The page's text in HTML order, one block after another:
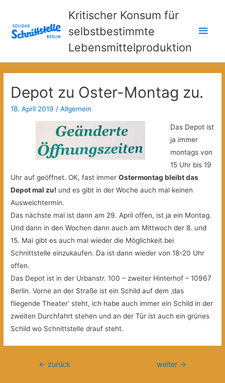
Kritischer Konsum für
selbstbestimmte
Lebensmittelproduktion
Depot zu Oster-Montag zu.
18. April 2019 /Allgemein
Das Depot ist
ja immer
montags von
15 Uhr bis 19
Uhr auf geöffnet. OK, fast immerOstermontag bleibt das
Depot mal zu! und es gibt in der Woche auch mal keinen
Ausweichtermin.
Das nächste mal ist dann am 29. April offen, ist ja ein Montag.
Und dann in den Wochen dann auch am Mittwoch der 8. und
15. Mai gibt es auch mal wieder die Möglichkeit bei
Schnittstelle einzukaufen. Da ist dann wieder von 18-20 Uhr
offen.
Das Depot ist in der Urbanstr. 100 – zweiter Hinterhof – 10967
Berlin. Vorne an der Straße ist ein Schild auf dem ‚das
fliegende Theater‘ steht, ich habe auch immer ein Schild in der
zweiten Durchfahrt stehen und an der Tür ist auch ein grünes
Schild wo Schnittstelle drauf steht.
Beitragsnavigation
← zurück weiter →